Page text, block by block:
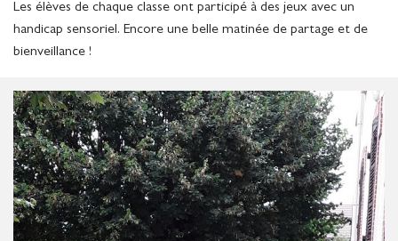
Les élèves de chaque classe ont participé à des jeux avec un
handicap sensoriel. Encore une belle matinée de partage et de
bienveillance !